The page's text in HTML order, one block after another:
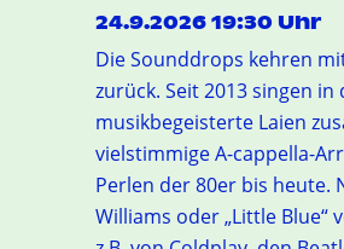
24.9.2026 19:30 Uhr
Die Sounddrops kehren
zurück. Seit 2013 singen
musikbegeisterte Laien
vielstimmige A-cappella-
Perlen der 80er bis heute.
Williams oder „Little Blue“